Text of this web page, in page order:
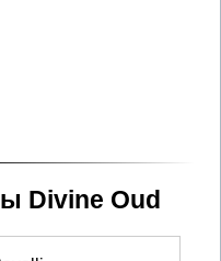
Divine Oud